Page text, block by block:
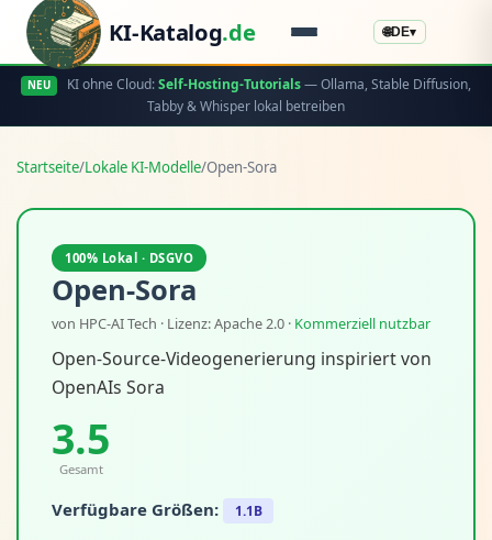
KI-Katalog.de 🌐DE▾
NEU KI ohne Cloud:Self-Hosting-Tutorials— Ollama, Stable Diffusion,
Tabby & Whisper lokal betreiben
Startseite/Lokale KI-Modelle/Open-Sora
100% Lokal · DSGVO
Open-Sora
von HPC-AI Tech · Lizenz: Apache 2.0 · Kommerziell nutzbar
Open-Source-Videogenerierung inspiriert von
OpenAIs Sora
3.5
Gesamt
Verfügbare Größen: 1.1B